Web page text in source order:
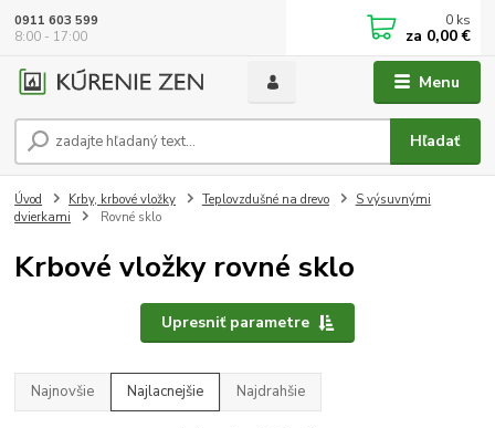
Menu
Hľadať
0911 603 599
8:00 - 17:00
0 ks
za 0,00 €
Úvod Krby, krbové vložky Teplovzdušné na drevo
S výsuvnými
dvierkami
Rovné sklo
Krbové vložky rovné sklo
Upresniť parametre
Najnovšie Najlacnejšie Najdrahšie